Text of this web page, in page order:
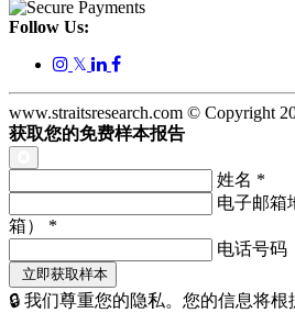
Follow Us:
𝕏
www.straitsresearch.com © Copyright
获取您的免费样本报告
姓名 *
电子邮箱
箱） *
电话号码
🔒 我们尊重您的隐私。您的信息将